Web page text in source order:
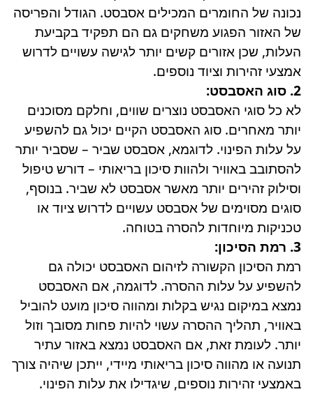
נכונה של החומרים המכילים אסבסט. הגודל והפריסה
של האזור הפגוע משחקים גם הם תפקיד בקביעת
העלות, שכן אזורים קשים יותר לגישה עשויים לדרוש
אמצעי זהירות וציוד נוספים.
2. סוג האסבסט:
לא כל סוגי האסבסט נוצרים שווים, וחלקם מסוכנים
יותר מאחרים. סוג האסבסט הקיים יכול גם להשפיע
על עלות הפינוי. לדוגמא, אסבסט שביר – שסביר יותר
להסתובב באוויר ולהוות סיכון בריאותי – דורש טיפול
וסילוק זהירים יותר מאשר אסבסט לא שביר. בנוסף,
סוגים מסוימים של אסבסט עשויים לדרוש ציוד או
טכניקות מיוחדות להסרה בטוחה.
3. רמת הסיכון:
רמת הסיכון הקשורה לזיהום האסבסט יכולה גם
להשפיע על עלות ההסרה. לדוגמה, אם האסבסט
נמצא במיקום נגיש בקלות ומהווה סיכון מועט להוביל
באוויר, תהליך ההסרה עשוי להיות פחות מסובך וזול
יותר. לעומת זאת, אם האסבסט נמצא באזור עתיר
תנועה או מהווה סיכון בריאותי מיידי, ייתכן שיהיה צורך
באמצעי זהירות נוספים, שיגדילו את עלות הפינוי.